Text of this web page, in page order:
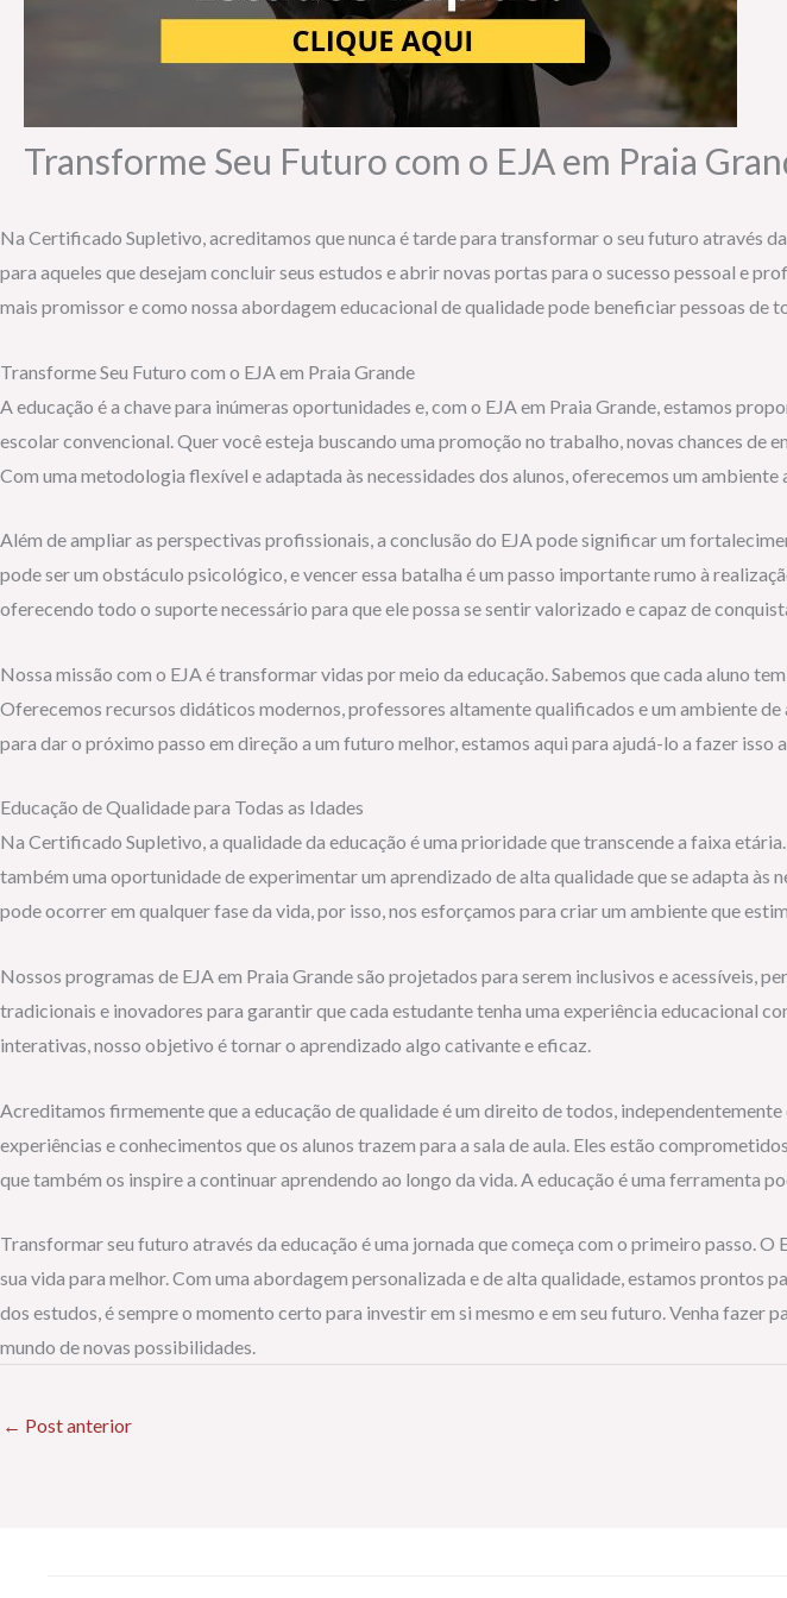
Transforme Seu Futuro com o EJA em Praia
Na Certificado Supletivo, acreditamos que nunca é tarde para transformar o seu futuro através
para aqueles que desejam concluir seus estudos e abrir novas portas para o sucesso pessoal e
mais promissor e como nossa abordagem educacional de qualidade pode beneficiar pessoas de
Transforme Seu Futuro com o EJA em Praia Grande
A educação é a chave para inúmeras oportunidades e, com o EJA em Praia Grande, estamos
escolar convencional. Quer você esteja buscando uma promoção no trabalho, novas chances de
Com uma metodologia flexível e adaptada às necessidades dos alunos, oferecemos um
Além de ampliar as perspectivas profissionais, a conclusão do EJA pode significar um
pode ser um obstáculo psicológico, e vencer essa batalha é um passo importante rumo à
oferecendo todo o suporte necessário para que ele possa se sentir valorizado e capaz de
Nossa missão com o EJA é transformar vidas por meio da educação. Sabemos que cada aluno
Oferecemos recursos didáticos modernos, professores altamente qualificados e um ambiente
para dar o próximo passo em direção a um futuro melhor, estamos aqui para ajudá-lo a fazer isso
Educação de Qualidade para Todas as Idades
Na Certificado Supletivo, a qualidade da educação é uma prioridade que transcende a faixa
também uma oportunidade de experimentar um aprendizado de alta qualidade que se adapta às
pode ocorrer em qualquer fase da vida, por isso, nos esforçamos para criar um ambiente que
Nossos programas de EJA em Praia Grande são projetados para serem inclusivos e
tradicionais e inovadores para garantir que cada estudante tenha uma experiência educacional
interativas, nosso objetivo é tornar o aprendizado algo cativante e eficaz.
Acreditamos firmemente que a educação de qualidade é um direito de todos,
experiências e conhecimentos que os alunos trazem para a sala de aula. Eles estão
que também os inspire a continuar aprendendo ao longo da vida. A educação é uma ferramenta
Transformar seu futuro através da educação é uma jornada que começa com o primeiro passo.
sua vida para melhor. Com uma abordagem personalizada e de alta qualidade, estamos prontos
dos estudos, é sempre o momento certo para investir em si mesmo e em seu futuro. Venha
mundo de novas possibilidades.
← Post anterior